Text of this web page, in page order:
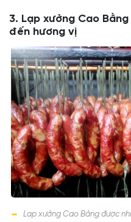
3. Lạp xưởng Cao
đến hương vị
Lạp xưởng Cao Bằng được